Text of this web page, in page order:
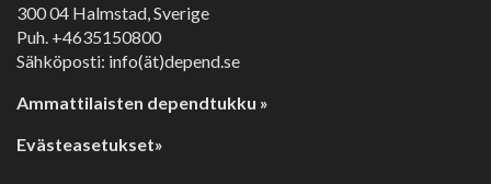
300 04 Halmstad, Sverige
Puh. +4635150800
Sähköposti: info(ät)depend.se
Ammattilaisten dependtukku »
Evästeasetukset»